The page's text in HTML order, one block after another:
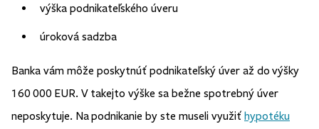
výška podnikateľského úveru
úroková sadzba
Banka vám môže poskytnúť podnikateľský úver až do výšky
160 000 EUR. V takejto výške sa bežne spotrebný úver
neposkytuje. Na podnikanie by ste museli využiť hypotéku